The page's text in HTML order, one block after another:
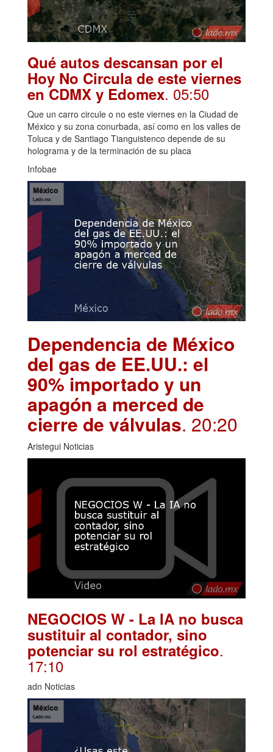
Qué autos descansan por el
Hoy No Circula de este viernes
en CDMX y Edomex. 05:50
Que un carro circule o no este viernes en la Ciudad de
México y su zona conurbada, así como en los valles de
Toluca y de Santiago Tianguistenco depende de su
holograma y de la terminación de su placa
Infobae
Dependencia de México
del gas de EE.UU.: el
90% importado y un
apagón a merced de
cierre de válvulas. 20:20
Aristegui Noticias
NEGOCIOS W - La IA no busca
sustituir al contador, sino
potenciar su rol estratégico.
17:10
adn Noticias